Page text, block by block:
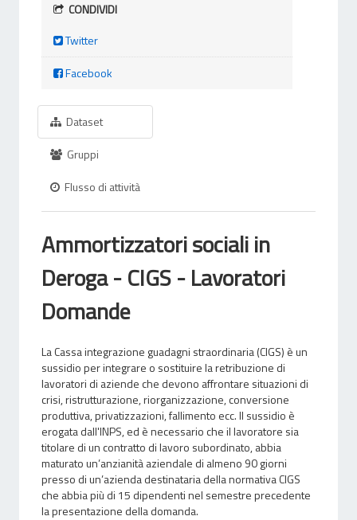
CONDIVIDI
Twitter
Facebook
Dataset
Gruppi
Flusso di attività
Ammortizzatori sociali in
Deroga - CIGS - Lavoratori
Domande
La Cassa integrazione guadagni straordinaria (CIGS) è un
sussidio per integrare o sostituire la retribuzione di
lavoratori di aziende che devono affrontare situazioni di
crisi, ristrutturazione, riorganizzazione, conversione
produttiva, privatizzazioni, fallimento ecc. Il sussidio è
erogata dall'INPS, ed è necessario che il lavoratore sia
titolare di un contratto di lavoro subordinato, abbia
maturato un’anzianità aziendale di almeno 90 giorni
presso di un’azienda destinataria della normativa CIGS
che abbia più di 15 dipendenti nel semestre precedente
la presentazione della domanda.